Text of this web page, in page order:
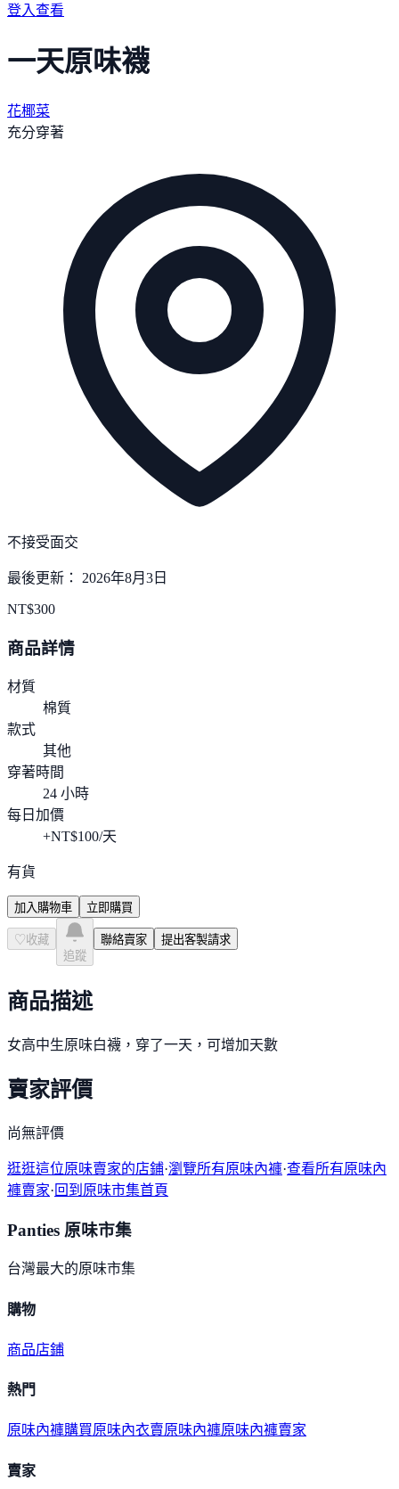
登入查看
一天原味襪
花椰菜
充分穿著
不接受面交
最後更新： 2026年8月3日
NT$300
商品詳情
材質
棉質
款式
其他
穿著時間
24 小時
每日加價
+NT$100/天
有貨
加入購物車 立即購買
♡收藏
追蹤
聯絡賣家 提出客製請求
商品描述
女高中生原味白襪，穿了一天，可增加天數
賣家評價
尚無評價
逛逛這位原味賣家的店鋪·瀏覽所有原味內褲·查看所有原味內
褲賣家·回到原味市集首頁
Panties 原味市集
台灣最大的原味市集
購物
商品店鋪
熱門
原味內褲購買原味內衣賣原味內褲原味內褲賣家
賣家